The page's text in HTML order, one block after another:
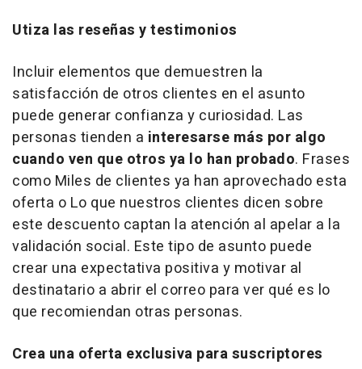
Utiza las reseñas y testimonios
Incluir elementos que demuestren la
satisfacción de otros clientes en el asunto
puede generar confianza y curiosidad. Las
personas tienden a interesarse más por algo
cuando ven que otros ya lo han probado. Frases
como Miles de clientes ya han aprovechado esta
oferta o Lo que nuestros clientes dicen sobre
este descuento captan la atención al apelar a la
validación social. Este tipo de asunto puede
crear una expectativa positiva y motivar al
destinatario a abrir el correo para ver qué es lo
que recomiendan otras personas.
Crea una oferta exclusiva para suscriptores